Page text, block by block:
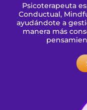
Psicoterapeuta
Conductual,
ayudándote a
manera más